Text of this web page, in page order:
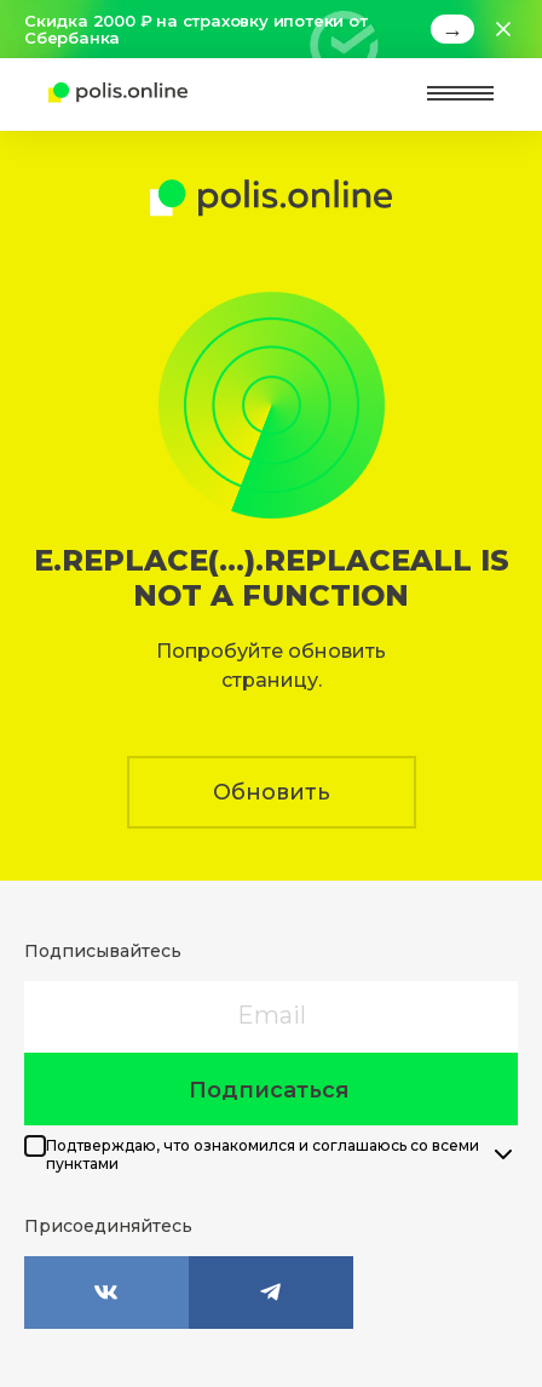
Скидка 2000 ₽ на страховку ипотеки от
Сбербанка
→
E.REPLACE(...).REPLACEALL IS
NOT A FUNCTION
Попробуйте обновить
страницу.
Обновить
Подписывайтесь
Подписаться
Подтверждаю, что ознакомился и соглашаюсь со всеми
пунктами
Присоединяйтесь